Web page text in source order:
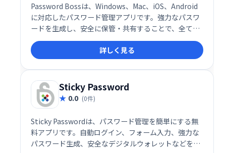
Password Bossは、Windows、Mac、iOS、Android
に対応したパスワード管理アプリです。強力なパスワ
ードを生成し、安全に保管・共有することで、全ての
ログイン情報を一元管理できます。プラットフォーム
を跨いでのシームレスな操作性と、権限管理機能で、
安全で効率的なパスワード管理を実現します。 個人情
報や企業秘密の保護に最適です。
詳しく見る
Sticky Password
0.0 (0件)
Sticky Passwordは、パスワード管理を簡単にする無
料アプリです。自動ログイン、フォーム入力、強力な
パスワード生成、安全なデジタルウォレットなどを提